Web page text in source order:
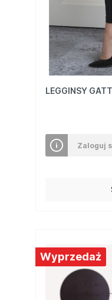
LEGGINSY
Zaloguj
Wyprzedaż